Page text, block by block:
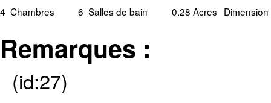
4 Chambres 6 Salles de bain 0.28 Acres
Remarques :
(id:27)